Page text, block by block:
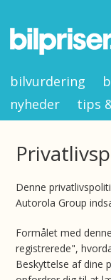
bilvurdering
nyheder
tips
Denne
Autorola Group
Formålet med
registrerede",
Beskyttelse af dine